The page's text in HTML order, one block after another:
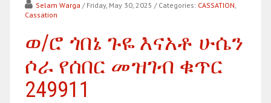
Selam Warga / Friday, May 30, 2025 / Categories: CASSATION,
Cassation
ወ/ሮ ጎበኔ ጉዬ እናአቶ ሁሴን
ሶራ የሰበር መዝገብ ቁጥር
249911